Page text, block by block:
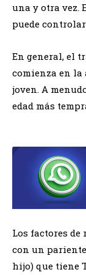
una y otra vez.
puede
En general, el
comienza en la
joven. A
edad más
Los factores de
con un
hijo) que tiene